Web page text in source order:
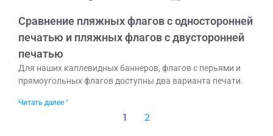
Сравнение пляжных флагов с односторонней
печатью и пляжных флагов с двусторонней
печатью
Для наших каплевидных баннеров, флагов с перьями и
прямоугольных флагов доступны два варианта печати.
Читать далее "
1 2